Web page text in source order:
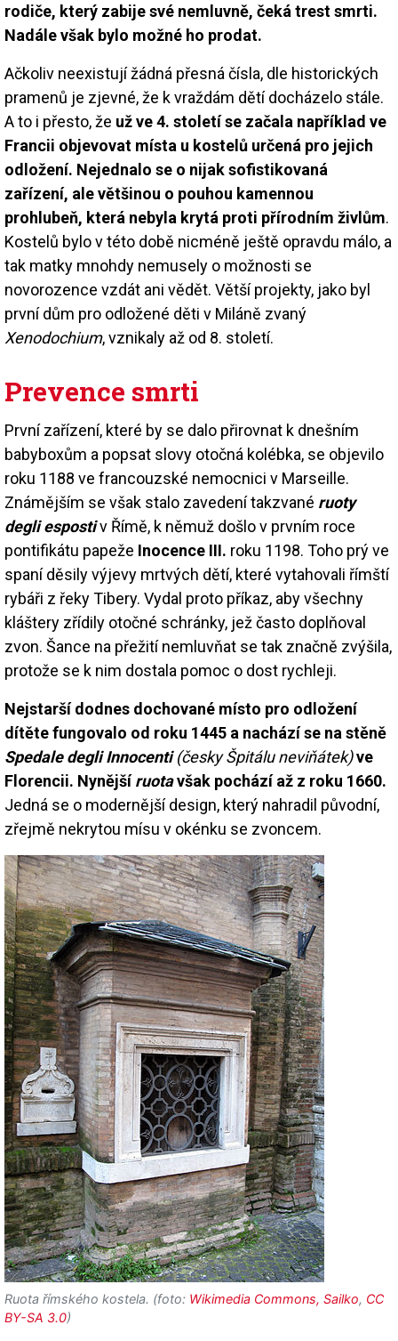
rodiče, který zabije své nemluvně, čeká trest smrti.
Nadále však bylo možné ho prodat.
Ačkoliv neexistují žádná přesná čísla, dle historických
pramenů je zjevné, že k vraždám dětí docházelo stále.
A to i přesto, že už ve 4. století se začala například ve
Francii objevovat místa u kostelů určená pro jejich
odložení. Nejednalo se o nijak sofistikovaná
zařízení, ale většinou o pouhou kamennou
prohlubeň, která nebyla krytá proti přírodním živlům.
Kostelů bylo v této době nicméně ještě opravdu málo, a
tak matky mnohdy nemusely o možnosti se
novorozence vzdát ani vědět. Větší projekty, jako byl
první dům pro odložené děti v Miláně zvaný
Xenodochium, vznikaly až od 8. století.
Prevence smrti
První zařízení, které by se dalo přirovnat k dnešním
babyboxům a popsat slovy otočná kolébka, se objevilo
roku 1188 ve francouzské nemocnici v Marseille.
Známějším se však stalo zavedení takzvané ruoty
degli espostiv Římě, k němuž došlo v prvním roce
pontifikátu papeže Inocence III. roku 1198. Toho prý ve
spaní děsily výjevy mrtvých dětí, které vytahovali římští
rybáři z řeky Tibery. Vydal proto příkaz, aby všechny
kláštery zřídily otočné schránky, jež často doplňoval
zvon. Šance na přežití nemluvňat se tak značně zvýšila,
protože se k nim dostala pomoc o dost rychleji.
Nejstarší dodnes dochované místo pro odložení
dítěte fungovalo od roku 1445 a nachází se na stěně
Spedale degli Innocenti(česky Špitálu neviňátek)ve
Florencii. Nynějšíruotavšak pochází až z roku 1660.
Jedná se o modernější design, který nahradil původní,
zřejmě nekrytou mísu v okénku se zvoncem.
Ruota římského kostela. (foto: Wikimedia Commons, Sailko, CC
BY-SA 3.0)